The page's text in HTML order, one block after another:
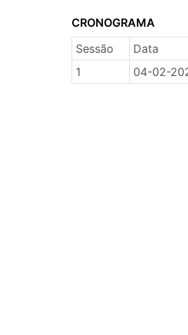
CRONOGRAMA
Sessão
Data
1
04-02-